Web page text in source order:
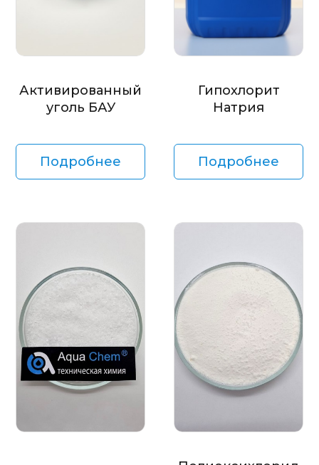
Активированный
уголь БАУ
Подробнее
Гипохлорит
Натрия
Подробнее